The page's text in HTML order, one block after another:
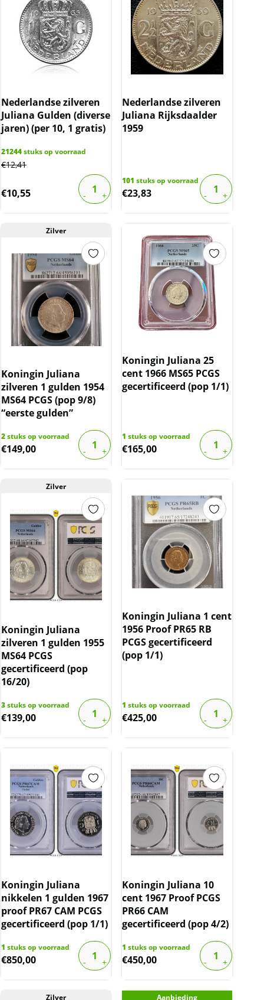
Nederlandse zilveren
Juliana Gulden (diverse
jaren) (per 10, 1 gratis)
21244stuks op voorraad
€12,41
€10,55
Nederlandse zilveren
Juliana Rijksdaalder
1959
101 stuks op voorraad
€23,83
Zilver
Koningin Juliana
zilveren 1 gulden 1954
MS64 PCGS (pop 9/8)
“eerste gulden”
2stuks op voorraad
€149,00
Koningin Juliana 25
cent 1966 MS65 PCGS
gecertificeerd (pop 1/1)
1 stuks op voorraad
€165,00
Zilver
Koningin Juliana
zilveren 1 gulden 1955
MS64 PCGS
gecertificeerd (pop
16/20)
3stuks op voorraad
€139,00
Koningin Juliana 1 cent
1956 Proof PR65 RB
PCGS gecertificeerd
(pop 1/1)
1 stuks op voorraad
€425,00
Koningin Juliana
nikkelen 1 gulden 1967
proof PR67 CAM PCGS
gecertificeerd (pop 1/1)
1 stuks op voorraad
€850,00
Koningin Juliana 10
cent 1967 Proof PCGS
PR66 CAM
gecertificeerd (pop 4/2)
1 stuks op voorraad
€450,00
Zilver Aanbieding